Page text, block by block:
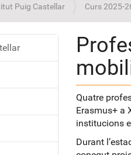
Puig Castellar Curs 2025-
Quatre
Erasmus+ a
institucions
Durant